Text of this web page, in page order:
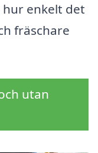
enkelt det
fräschare
utan